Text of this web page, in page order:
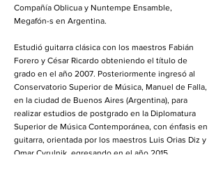
Compañía Oblicua y Nuntempe Ensamble,
Megafón-s en Argentina.
Estudió guitarra clásica con los maestros Fabián
Forero y César Ricardo obteniendo el título de
grado en el año 2007. Posteriormente ingresó al
Conservatorio Superior de Música, Manuel de Falla,
en la ciudad de Buenos Aires (Argentina), para
realizar estudios de postgrado en la Diplomatura
Superior de Música Contemporánea, con énfasis en
guitarra, orientada por los maestros Luis Orias Diz y
Omar Cyrulnik, egresando en el año 2015.